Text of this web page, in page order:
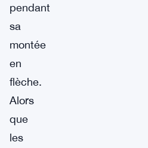
pendant
sa
montée
en
flèche.
Alors
que
les